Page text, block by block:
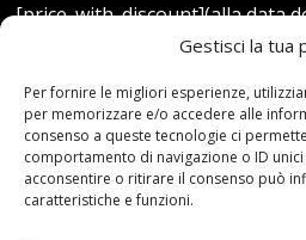
Gestisci la tua
Per fornire le migliori esperienze,
per memorizzare e/o accedere alle
consenso a queste tecnologie ci
comportamento di navigazione o ID
acconsentire o ritirare il consenso può
caratteristiche e funzioni.
[price_with_discount](alla data
Read more...